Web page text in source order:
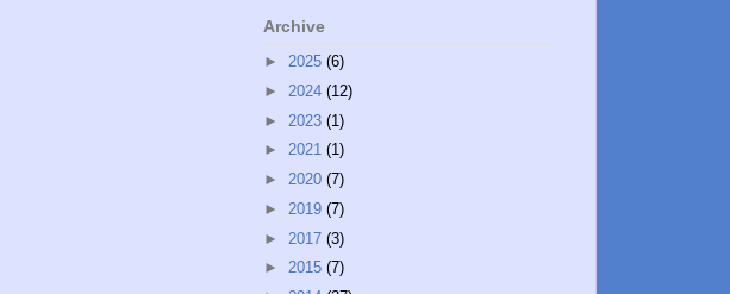
Archive
► 2025 (6)
► 2024 (12)
► 2023 (1)
► 2021 (1)
► 2020 (7)
► 2019 (7)
► 2017 (3)
► 2015 (7)